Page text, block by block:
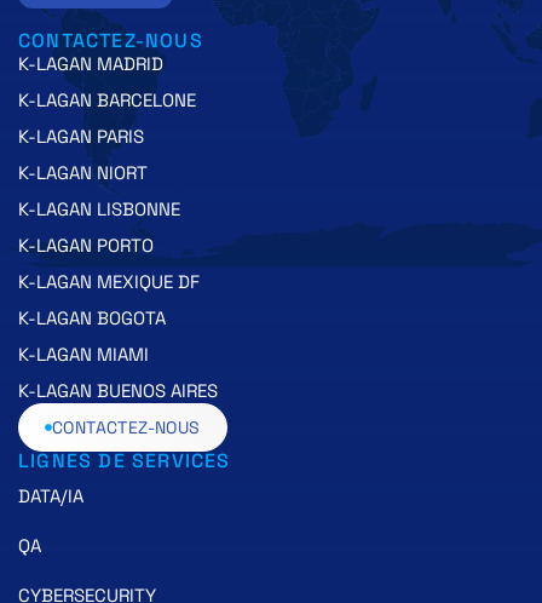
CONTACTEZ-NOUS
K-LAGAN MADRID
K-LAGAN BARCELONE
K-LAGAN PARIS
K-LAGAN NIORT
K-LAGAN LISBONNE
K-LAGAN PORTO
K-LAGAN MEXIQUE DF
K-LAGAN BOGOTA
K-LAGAN MIAMI
K-LAGAN BUENOS AIRES
CONTACTEZ-NOUS
LIGNES DE SERVICES
DATA/IA
QA
CYBERSECURITY